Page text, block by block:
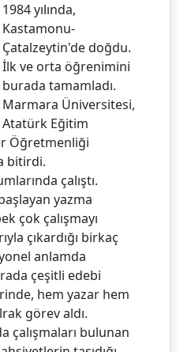
1984 yılında,
Kastamonu-
Çatalzeytin'de doğdu.
İlk ve orta öğrenimini
burada tamamladı.
Marmara Üniversitesi,
Atatürk Eğitim
Öğretmenliği
bitirdi.
çalıştı.
yazma
çok çalışmayı
çıkardığı birkaç
anlamda
çeşitli edebi
hem yazar hem
görev aldı.
çalışmaları bulunan